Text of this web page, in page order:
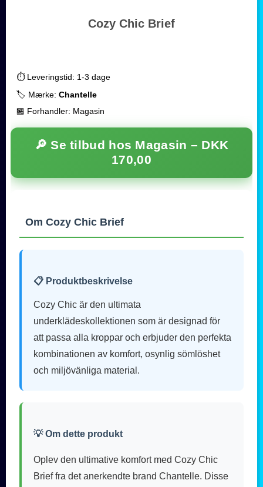
Cozy Chic Brief
⏱️ Leveringstid: 1-3 dage
🏷️ Mærke: Chantelle
🏪 Forhandler: Magasin
🔎 Se tilbud hos Magasin – DKK
170,00
Om Cozy Chic Brief
📋 Produktbeskrivelse
Cozy Chic är den ultimata
underklädeskollektionen som är designad för
att passa alla kroppar och erbjuder den perfekta
kombinationen av komfort, osynlig sömlöshet
och miljövänliga material.
💡 Om dette produkt
Oplev den ultimative komfort med Cozy Chic
Brief fra det anerkendte brand Chantelle. Disse